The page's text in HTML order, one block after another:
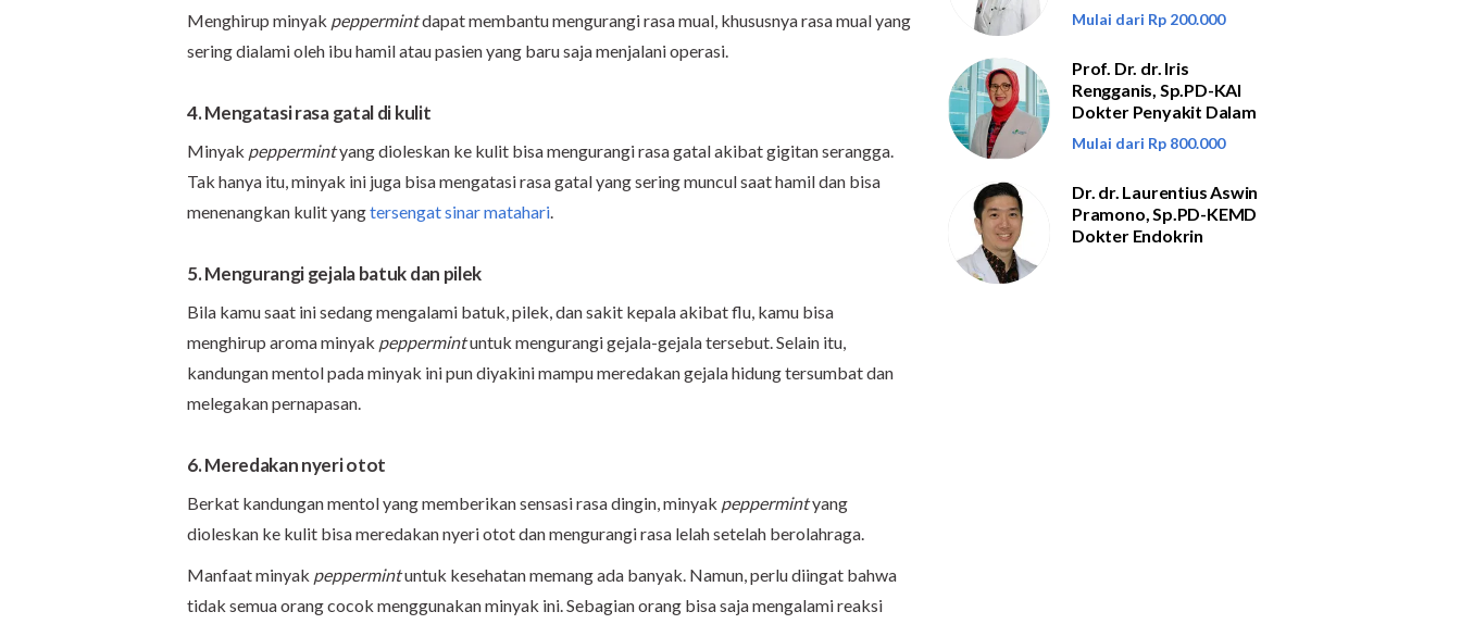
Menghirup minyak peppermintdapat membantu mengurangi rasa mual, khususnya rasa mual yang
sering dialami oleh ibu hamil atau pasien yang baru saja menjalani operasi.
4. Mengatasi rasa gatal di kulit
Minyak peppermintyang dioleskan ke kulit bisa mengurangi rasa gatal akibat gigitan serangga.
Tak hanya itu, minyak ini juga bisa mengatasi rasa gatal yang sering muncul saat hamil dan bisa
menenangkan kulit yangtersengat sinar matahari.
5. Mengurangi gejala batuk dan pilek
Bila kamu saat ini sedang mengalami batuk, pilek, dan sakit kepala akibat flu, kamu bisa
menghirup aroma minyak peppermintuntuk mengurangi gejala-gejala tersebut. Selain itu,
kandungan mentol pada minyak ini pun diyakini mampu meredakan gejala hidung tersumbat dan
melegakan pernapasan.
6. Meredakan nyeri otot
Berkat kandungan mentol yang memberikan sensasi rasa dingin, minyak peppermintyang
dioleskan ke kulit bisa meredakan nyeri otot dan mengurangi rasa lelah setelah berolahraga.
Manfaat minyak peppermintuntuk kesehatan memang ada banyak. Namun, perlu diingat bahwa
tidak semua orang cocok menggunakan minyak ini. Sebagian orang bisa saja mengalami reaksi